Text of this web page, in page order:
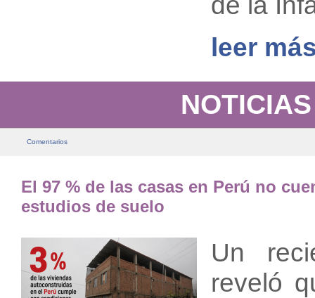
leer
NOTICIAS
Comentarios
El 97 % de las casas en Perú no
estudios de suelo
Un
reveló